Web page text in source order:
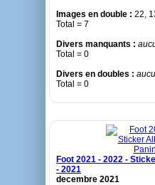
Images en double : 22,
Total = 7
Divers manquants :
Total = 0
Divers en doubles :
Total = 0
Foot 2021 - 2022 -
- 2021
decembre 2021